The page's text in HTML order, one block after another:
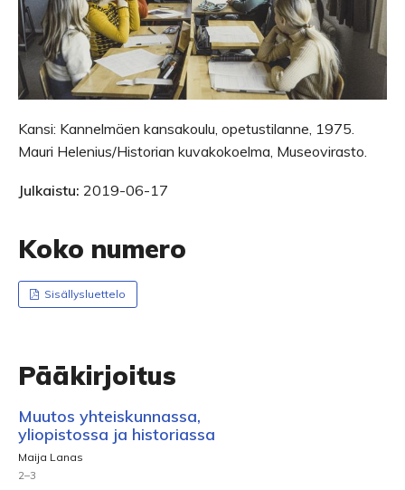
Kansi: Kannelmäen kansakoulu, opetustilanne, 1975.
Mauri Helenius/Historian kuvakokoelma, Museovirasto.
Julkaistu: 2019-06-17
Koko numero
Sisällysluettelo
Pääkirjoitus
Muutos yhteiskunnassa,
yliopistossa ja historiassa
Maija Lanas
2–3